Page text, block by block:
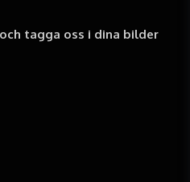
tagga oss i dina bilder